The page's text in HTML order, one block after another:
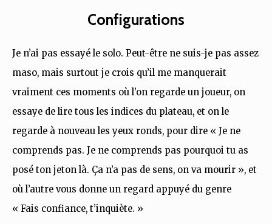
Configurations
Je n’ai pas essayé le solo. Peut-être ne suis-je pas assez
maso, mais surtout je crois qu’il me manquerait
vraiment ces moments où l’on regarde un joueur, on
essaye de lire tous les indices du plateau, et on le
regarde à nouveau les yeux ronds, pour dire « Je ne
comprends pas. Je ne comprends pas pourquoi tu as
posé ton jeton là. Ça n’a pas de sens, on va mourir », et
où l’autre vous donne un regard appuyé du genre
« Fais confiance, t’inquiète. »